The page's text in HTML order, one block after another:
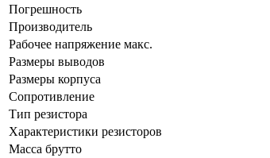
Погрешность
Производитель
Рабочее напряжение макс.
Размеры выводов
Размеры корпуса
Сопротивление
Тип резистора
Характеристики резисторов
Масса брутто